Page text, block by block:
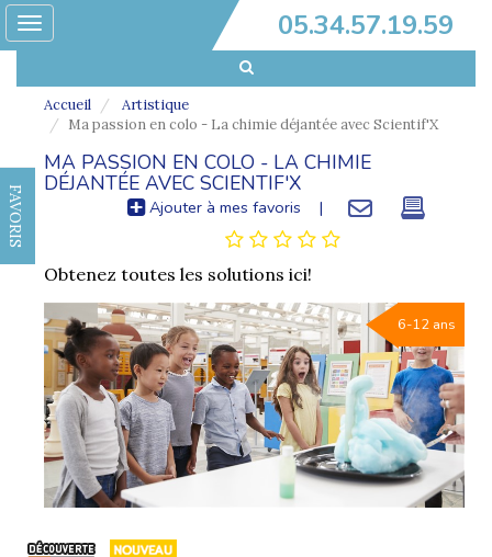
05.34.57.19.59
Toggle
FAVORIS
Accueil
Artistique
Ma passion en colo - La chimie déjantée avec Scientif'X
MA PASSION EN COLO - LA CHIMIE
DÉJANTÉE AVEC SCIENTIF'X
Ajouter à mes favoris |
Obtenez toutes les solutions ici!
6-12 ans